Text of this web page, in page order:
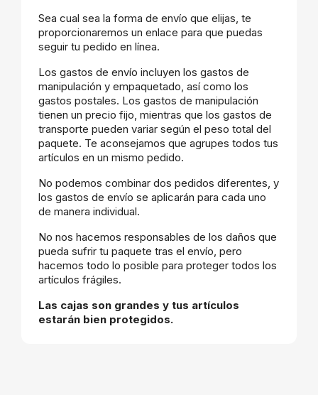
Sea cual sea la forma de envío que elijas, te
proporcionaremos un enlace para que puedas
seguir tu pedido en línea.
Los gastos de envío incluyen los gastos de
manipulación y empaquetado, así como los
gastos postales. Los gastos de manipulación
tienen un precio fijo, mientras que los gastos de
transporte pueden variar según el peso total del
paquete. Te aconsejamos que agrupes todos tus
artículos en un mismo pedido.
No podemos combinar dos pedidos diferentes, y
los gastos de envío se aplicarán para cada uno
de manera individual.
No nos hacemos responsables de los daños que
pueda sufrir tu paquete tras el envío, pero
hacemos todo lo posible para proteger todos los
artículos frágiles.
Las cajas son grandes y tus artículos
estarán bien protegidos.